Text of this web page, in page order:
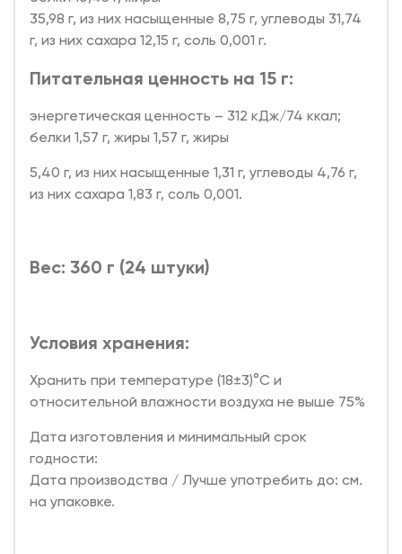
35,98 г, из них насыщенные 8,75 г, углеводы 31,74
г, из них сахара 12,15 г, соль 0,001 г.
Питательная ценность на 15 г:
энергетическая ценность – 312 кДж/74 ккал;
белки 1,57 г, жиры 1,57 г, жиры
5,40 г, из них насыщенные 1,31 г, углеводы 4,76 г,
из них сахара 1,83 г, соль 0,001.
Вес: 360 г (24 штуки)
Условия хранения:
Хранить при температуре (18±3)°C и
относительной влажности воздуха не выше 75%
Дата изготовления и минимальный срок
годности:
Дата производства / Лучше употребить до: см.
на упаковке.